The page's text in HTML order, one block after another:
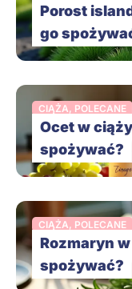
Porost
go
CIĄŻA, POLECANE
Ocet w
spożywać?
CIĄŻA, POLECANE
Rozmaryn
spożywać?